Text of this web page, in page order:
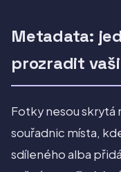
Metadata:
prozradit
Fotky nesou skrytá
souřadnic místa,
sdíleného alba